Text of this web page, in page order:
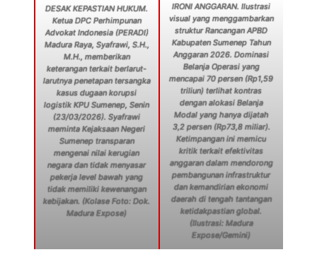
DESAK KEPASTIAN HUKUM.
Ketua DPC Perhimpunan
Advokat Indonesia (PERADI)
Madura Raya, Syafrawi, S.H.,
M.H., memberikan
keterangan terkait berlarut-
larutnya penetapan tersangka
kasus dugaan korupsi
logistik KPU Sumenep, Senin
(23/03/2026). Syafrawi
meminta Kejaksaan Negeri
Sumenep transparan
mengenai nilai kerugian
negara dan tidak menyasar
pekerja level bawah yang
tidak memiliki kewenangan
kebijakan. (Kolase Foto: Dok.
Madura Expose)
IRONI ANGGARAN. Ilustrasi
visual yang menggambarkan
struktur Rancangan APBD
Kabupaten Sumenep Tahun
Anggaran 2026. Dominasi
Belanja Operasi yang
mencapai 70 persen (Rp1,59
triliun) terlihat kontras
dengan alokasi Belanja
Modal yang hanya dijatah
3,2 persen (Rp73,8 miliar).
Ketimpangan ini memicu
kritik terkait efektivitas
anggaran dalam mendorong
pembangunan infrastruktur
dan kemandirian ekonomi
daerah di tengah tantangan
ketidakpastian global.
(Ilustrasi: Madura
Expose/Gemini)